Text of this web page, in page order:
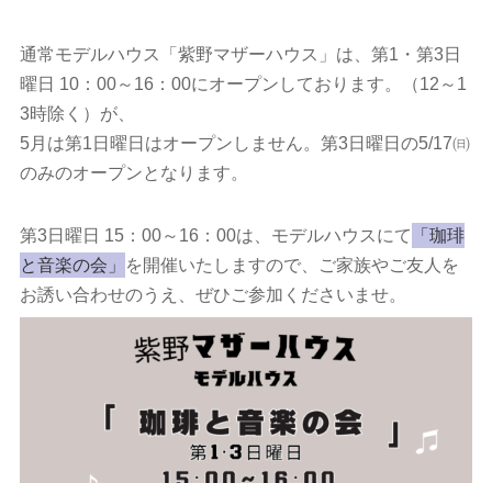
通常モデルハウス「紫野マザーハウス」は、第1・第3日
曜日 10：00～16：00にオープンしております。（12～1
3時除く）が、
5月は第1日曜日はオープンしません。第3日曜日の5/17㈰
のみのオープンとなります。
第3日曜日 15：00～16：00は、モデルハウスにて
「珈琲
と音楽の会」
を開催いたしますので、ご家族やご友人を
お誘い合わせのうえ、ぜひご参加くださいませ。